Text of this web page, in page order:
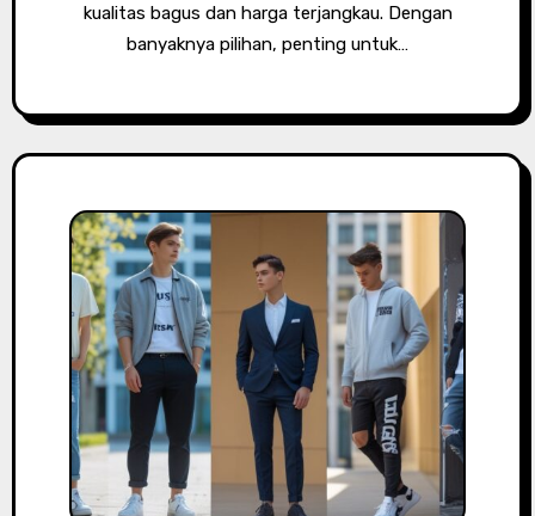
kualitas bagus dan harga terjangkau. Dengan
banyaknya pilihan, penting untuk…